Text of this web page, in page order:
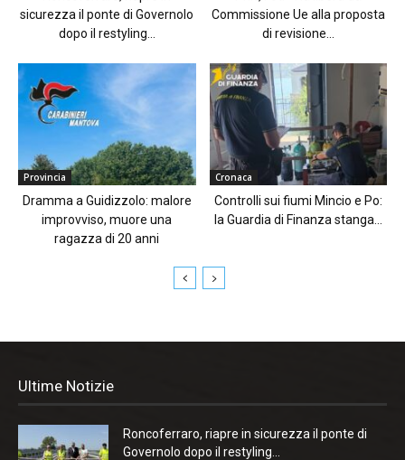
sicurezza il ponte di Governolo
dopo il restyling...
Commissione Ue alla proposta
di revisione...
Provincia
Dramma a Guidizzolo: malore
improvviso, muore una
ragazza di 20 anni
Cronaca
Controlli sui fiumi Mincio e Po:
la Guardia di Finanza stanga...
Ultime Notizie
Roncoferraro, riapre in sicurezza il ponte di
Governolo dopo il restyling...